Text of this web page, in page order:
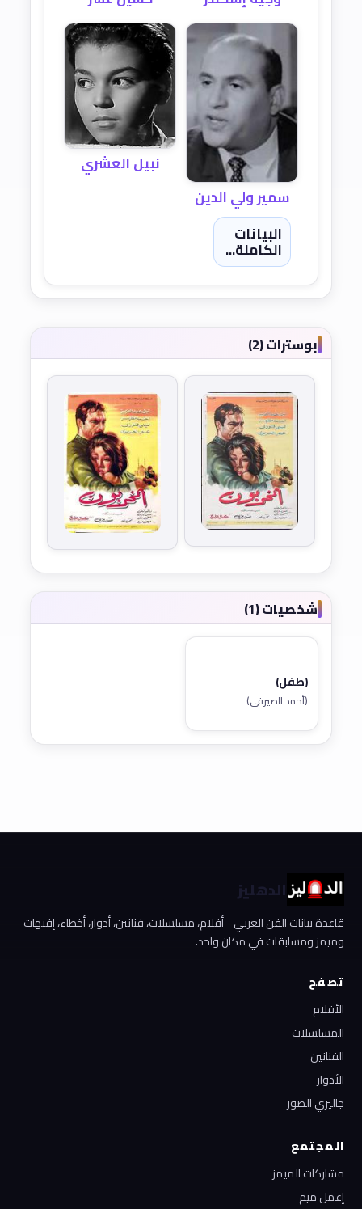
سمير ولي الدين
نبيل العشري
البيانات
الكاملة...
بوسترات (2)
شخصيات (1)
(طفل)
(أحمد الصيرفي)
الدهليز
قاعدة بيانات الفن العربي - أفلام، مسلسلات، فنانين، أدوار، أخطاء، إفيهات
وميمز ومسابقات في مكان واحد.
تصفح
الأفلام
المسلسلات
الفنانين
الأدوار
جاليري الصور
المجتمع
مشاركات الميمز
إعمل ميم